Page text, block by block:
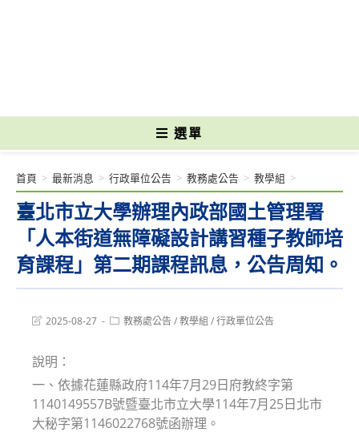
選單
臺北市立大學辦理內政部國土管理署
「人本街道無障礙設計講習種子教師培
育課程」第二期課程訊息，公告周知。
首頁 > 最新消息 > 行政單位公告 > 教務處公告 > 教學組 >
Post2025-08-27
Post教務處公告/教學組 /行政單位公告
說明：
一、依據花蓮縣政府114年7月29日府教終字第
1140149557B號暨臺北市立大學114年7月25日北市
大秘字第1146022768號函辦理。